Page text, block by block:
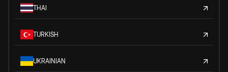
THAI
TURKISH
UKRAINIAN